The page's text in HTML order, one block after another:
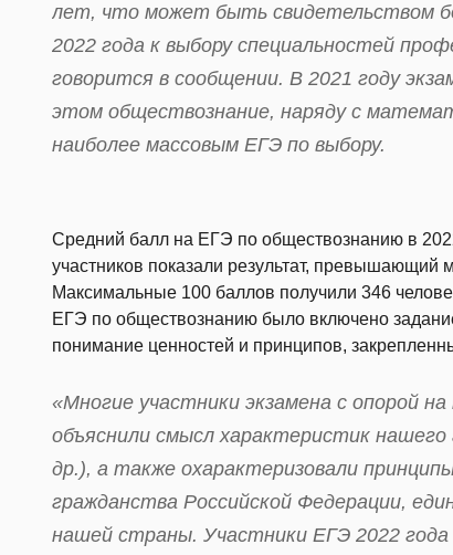
лет, что может быть свидетельством
2022 года к выбору специальностей
говорится в сообщении. В 2021 году
этом обществознание, наряду с
наиболее массовым ЕГЭ по выбору.
Средний балл на ЕГЭ по обществознанию в
участников показали результат,
Максимальные 100 баллов получили 346
ЕГЭ по обществознанию было включено
понимание ценностей и принципов,
«Многие участники экзамена с опорой
объяснили смысл характеристик нашего
др.), а также охарактеризовали
гражданства Российской Федерации,
нашей страны. Участники ЕГЭ 2022